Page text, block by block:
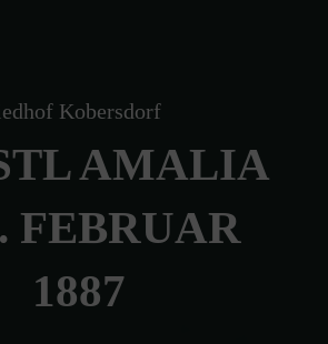
Kobersdorf
AMALIA
FEBRUAR
1887